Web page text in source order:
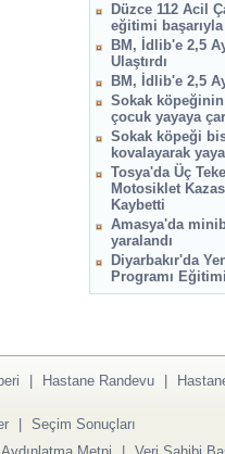
Düzce 112 Acil
eğitimi başarıyla
BM, İdlib'e 2,5
Ulaştırdı
BM, İdlib'e 2,5
Sokak
çocuk yayaya
Sokak köpeği
kovalayarak
Tosya'da Üç
Motosiklet
Kaybetti
Amasya'da
yaralandı
Diyarbakır'da
Programı
| Hastane Randevu |
| Seçim Sonuçları